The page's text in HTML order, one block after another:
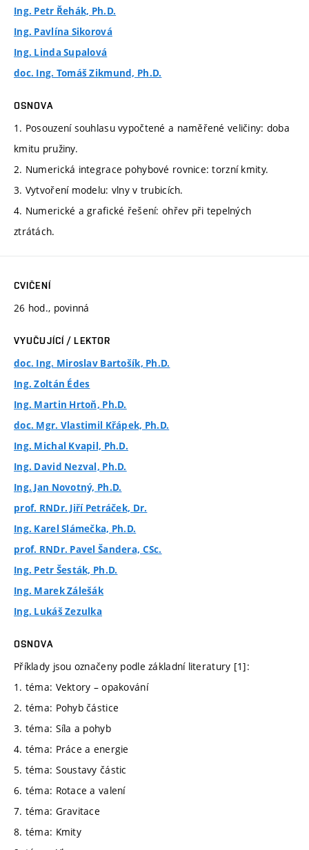
Ing. Petr Řehák, Ph.D.
Ing. Pavlína Sikorová
Ing. Linda Supalová
doc. Ing. Tomáš Zikmund, Ph.D.
OSNOVA
1. Posouzení souhlasu vypočtené a naměřené veličiny: doba
kmitu pružiny.
2. Numerická integrace pohybové rovnice: torzní kmity.
3. Vytvoření modelu: vlny v trubicích.
4. Numerické a grafické řešení: ohřev při tepelných
ztrátách.
CVIČENÍ
26 hod., povinná
VYUČUJÍCÍ / LEKTOR
doc. Ing. Miroslav Bartošík, Ph.D.
Ing. Zoltán Édes
Ing. Martin Hrtoň, Ph.D.
doc. Mgr. Vlastimil Křápek, Ph.D.
Ing. Michal Kvapil, Ph.D.
Ing. David Nezval, Ph.D.
Ing. Jan Novotný, Ph.D.
prof. RNDr. Jiří Petráček, Dr.
Ing. Karel Slámečka, Ph.D.
prof. RNDr. Pavel Šandera, CSc.
Ing. Petr Šesták, Ph.D.
Ing. Marek Zálešák
Ing. Lukáš Zezulka
OSNOVA
Příklady jsou označeny podle základní literatury [1]:
1. téma: Vektory – opakování
2. téma: Pohyb částice
3. téma: Síla a pohyb
4. téma: Práce a energie
5. téma: Soustavy částic
6. téma: Rotace a valení
7. téma: Gravitace
8. téma: Kmity